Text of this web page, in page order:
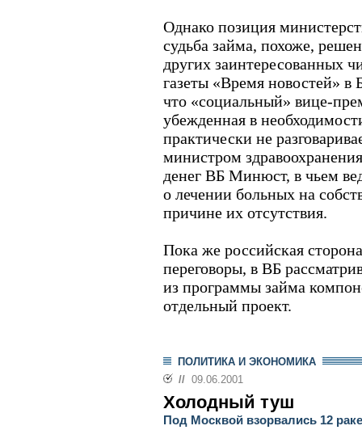
Однако позиция
судьба займа, похоже,
других заинтересованных
газеты «Время новостей» в
что «социальный» вице-
убежденная в
практически не
министром
денег ВБ Минюст, в чьем
о лечении больных на
причине их отсутствия.
Пока же российская
переговоры, в ВБ
из программы займа
отдельный проект.
ПОЛИТИКА И ЭКОНОМИКА
// 09.06.2001
Холодный туш
Под Москвой взорвались 12